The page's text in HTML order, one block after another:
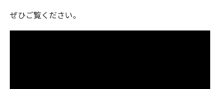
ぜひご覧ください。